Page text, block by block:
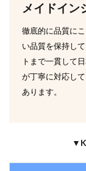
メイドイン
徹底的に品質に
い品質を保持し
トまで一貫して
が丁寧に対応し
あります。